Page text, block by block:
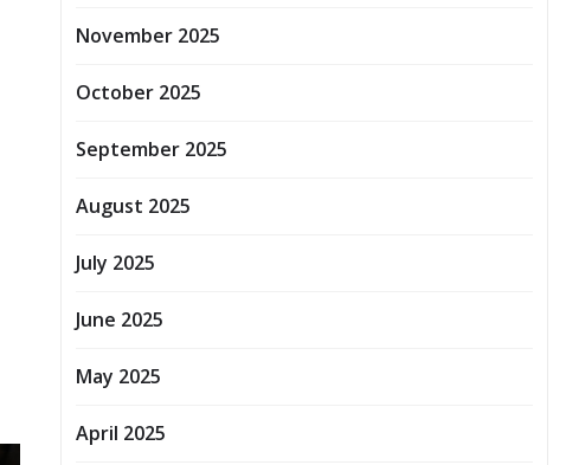
November 2025
October 2025
September 2025
August 2025
July 2025
June 2025
May 2025
April 2025